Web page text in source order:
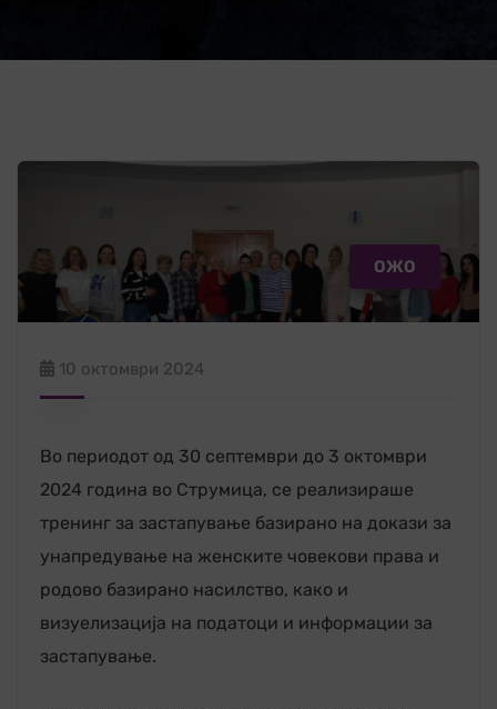
ОЖО
10 октомври 2024
Во периодот од 30 септември до 3 октомври
2024 година во Струмица, се реализираше
тренинг за застапување базирано на докази за
унапредување на женските човекови права и
родово базирано насилство, како и
визуелизација на податоци и информации за
застапување.